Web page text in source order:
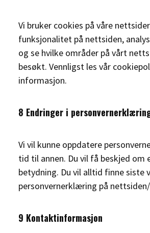
Vi bruker cookies på våre
funksjonalitet på nettsiden,
og se hvilke områder på vårt
besøkt. Vennligst les vår
informasjon.
8 Endringer i
Vi vil kunne oppdatere
tid til annen. Du vil få beskjed om
betydning. Du vil alltid finne siste
personvernerklæring på
9 Kontaktinformasjon